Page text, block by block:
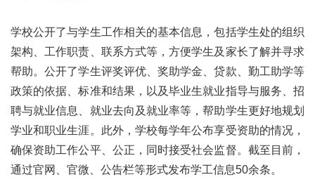
学校公开了与学生工作相关的基本信息，包括学生处的组织
架构、工作职责、联系方式等，方便学生及家长了解并寻求
帮助。公开了学生评奖评优、奖助学金、贷款、勤工助学等
政策的依据、标准和结果，以及毕业生就业指导与服务、招
聘与就业信息、就业去向及就业率等，帮助学生更好地规划
学业和职业生涯。此外，学校每学年公布享受资助的情况，
确保资助工作公平、公正，同时接受社会监督。截至目前，
通过官网、官微、公告栏等形式发布学工信息50余条。